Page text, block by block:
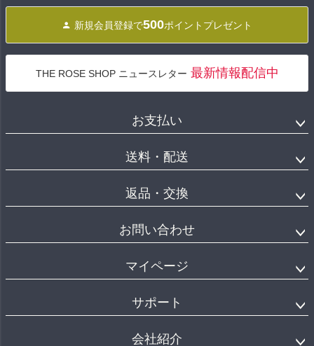
新規会員登録で500ポイントプレゼント
THE ROSE SHOP ニュースレター 最新情報配信中
お支払い
送料・配送
返品・交換
お問い合わせ
マイページ
サポート
会社紹介